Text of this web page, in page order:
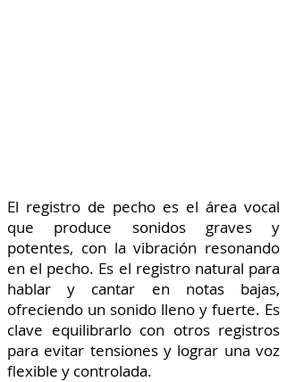
El registro de pecho es el área vocal
que produce sonidos graves y
potentes, con la vibración resonando
en el pecho. Es el registro natural para
hablar y cantar en notas bajas,
ofreciendo un sonido lleno y fuerte. Es
clave equilibrarlo con otros registros
para evitar tensiones y lograr una voz
flexible y controlada.